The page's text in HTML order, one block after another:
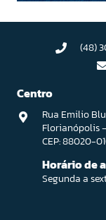
(48)
Centro
Rua Emilio
Florianópolis
CEP: 88020-
Horário de
Segunda a